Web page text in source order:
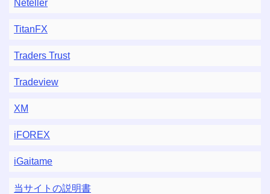
Neteller
TitanFX
Traders Trust
Tradeview
XM
iFOREX
iGaitame
当サイトの説明書